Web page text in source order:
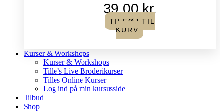
39,00kr.
TILFØJ TIL
KURV
Kurser & Workshops
Kurser & Workshops
Tille’s Live Broderikurser
Tilles Online Kurser
Log ind på min kursusside
Tilbud
Shop